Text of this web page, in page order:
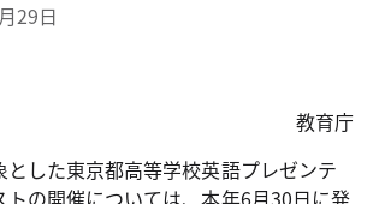
29日
教育庁
した東京都高等学校英語プレゼンテ
トの開催については、本年6月30日に発